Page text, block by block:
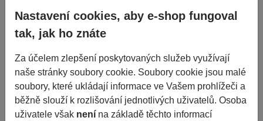
Nastavení cookies, aby e-shop fungoval
tak, jak ho znáte
Za účelem zlepšení poskytovaných služeb využívají
naše stránky soubory cookie. Soubory cookie jsou malé
soubory, které ukládají informace ve Vašem prohlížeči a
běžně slouží k rozlišování jednotlivých uživatelů. Osoba
uživatele však není na základě těchto informací